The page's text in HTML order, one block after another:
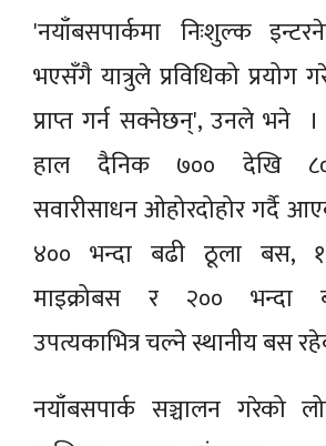
'नयाँबसपार्कमा निःशुल्क
भएसँगै यात्रुले प्रविधिको प्रयोग
प्राप्त गर्न सक्नेछन्', उनले भने ।
हाल दैनिक ७०० देखि
सवारीसाधन ओहोरदोहोर गर्दै
४०० भन्दा बढी ठूला बस,
माइक्रोबस र २०० भन्दा
उपत्यकाभित्र चल्ने स्थानीय बस
नयाँबसपार्क सञ्चालन गरेको